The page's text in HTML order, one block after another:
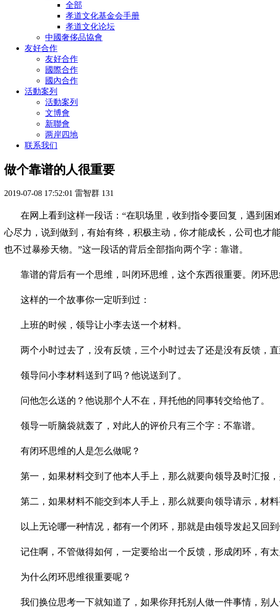
全部
孝道文化基金会手册
孝道文化论坛
中國奢侈品協會
友好合作
友好合作
國際合作
國內合作
活動案列
活動案列
文博會
新聯會
两岸四地
联系我们
做个靠谱的人很重要
2019-07-08 17:52:01 雷智群 131
在网上看到这样一段话：“在职场里，收到指令要回复，遇到
心尽力，说到做到，有始有终，积极主动，你才能成长，公司也才
也不过暴殄天物。”这一段话的背后全部指向两个字：靠谱。
靠谱的背后有一个思维，叫闭环思维，这个东西很重要。闭环
这样的一个故事你一定听到过：
上班的时候，领导让小李去送一个材料。
两个小时过去了，没有反馈，三个小时过去了还是没有反馈，
领导问小李材料送到了吗？他说送到了。
问他怎么送的？他说那个人不在，拜托他的同事转交给他了。
领导一听脑袋就轰了，对此人的评价只有三个字：不靠谱。
有闭环思维的人是怎么做呢？
第一，如果材料交到了他本人手上，那么就要向领导及时汇报
第二，如果材料不能交到本人手上，那么就要向领导请示，材料
以上无论哪一种情况，都有一个闭环，那就是由领导发起又回到
记住啊，不管做得如何，一定要给出一个反馈，形成闭环，有
为什么闭环思维很重要呢？
我们换位思考一下就知道了，如果你拜托别人做一件事情，别